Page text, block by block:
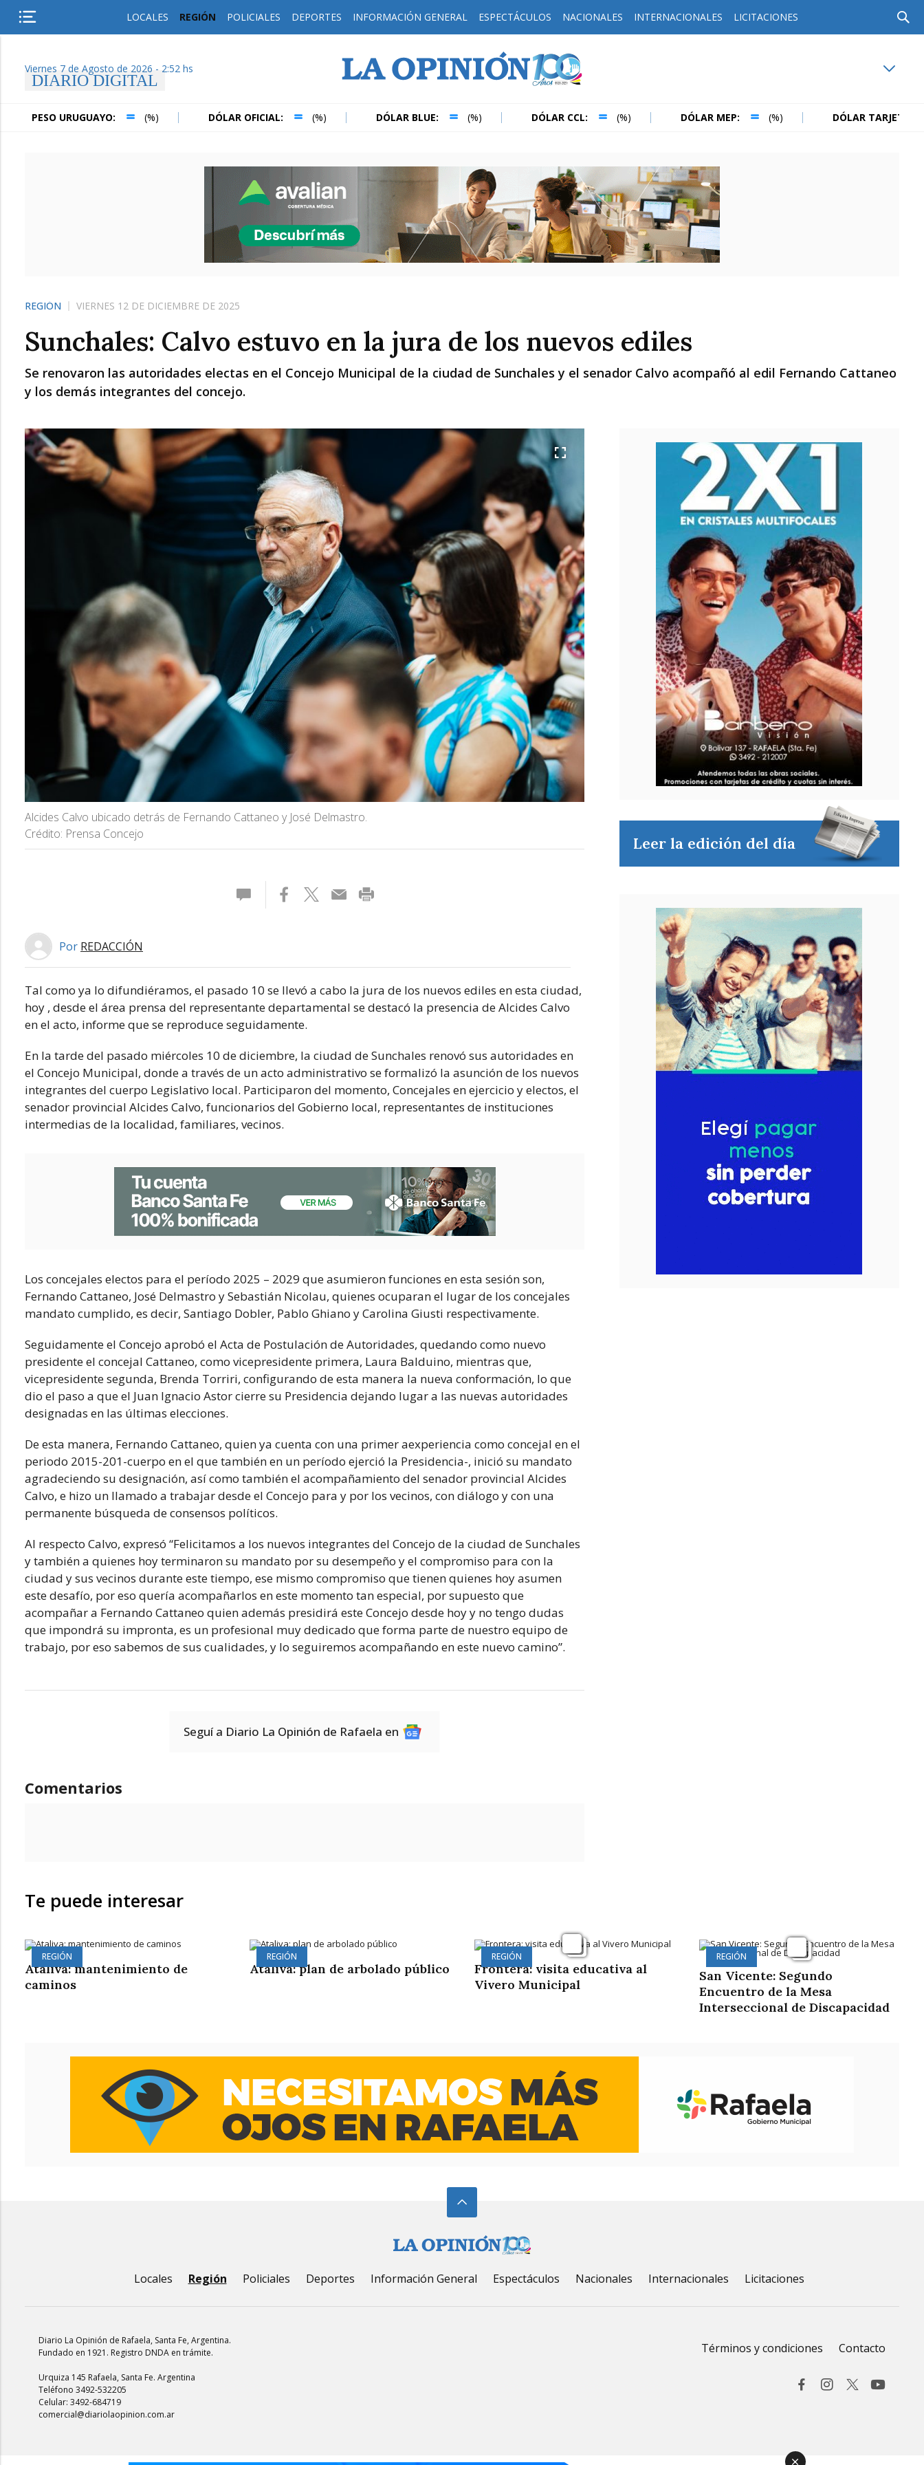
LOCALES REGIÓN POLICIALES DEPORTES INFORMACIÓN GENERAL ESPECTÁCULOS NACIONALES INTERNACIONALES LICITACIONES
Viernes 7 de Agosto de 2026 - 2:52 hs
DIARIO DIGITAL
Hoy en Rafaela ver clima
URUGUAYO: (%) DÓLAR OFICIAL: (%) DÓLAR BLUE: (%) DÓLAR CCL: (%) DÓLAR MEP: (%) DÓLAR TARJETA:
REGIÓN VIERNES 12 DE DICIEMBRE DE 2025
Sunchales: Calvo estuvo en la jura de los nuevos ediles
Se renovaron las autoridades electas en el Concejo Municipal de la ciudad de Sunchales y el senador Calvo acompañó al edil Fernando Cattaneo
y los demás integrantes del concejo.
Alcides Calvo ubicado detrás de Fernando Cattaneo y José Delmastro.
Crédito: Prensa Concejo
Por REDACCIÓN
Tal como ya lo difundiéramos, el pasado 10 se llevó a cabo la jura de los nuevos ediles en esta ciudad,
hoy , desde el área prensa del representante departamental se destacó la presencia de Alcides Calvo
en el acto, informe que se reproduce seguidamente.
En la tarde del pasado miércoles 10 de diciembre, la ciudad de Sunchales renovó sus autoridades en
el Concejo Municipal, donde a través de un acto administrativo se formalizó la asunción de los nuevos
integrantes del cuerpo Legislativo local. Participaron del momento, Concejales en ejercicio y electos, el
senador provincial Alcides Calvo, funcionarios del Gobierno local, representantes de instituciones
intermedias de la localidad, familiares, vecinos.
Los concejales electos para el período 2025 – 2029 que asumieron funciones en esta sesión son,
Fernando Cattaneo, José Delmastro y Sebastián Nicolau, quienes ocuparan el lugar de los concejales
mandato cumplido, es decir, Santiago Dobler, Pablo Ghiano y Carolina Giusti respectivamente.
Seguidamente el Concejo aprobó el Acta de Postulación de Autoridades, quedando como nuevo
presidente el concejal Cattaneo, como vicepresidente primera, Laura Balduino, mientras que,
vicepresidente segunda, Brenda Torriri, configurando de esta manera la nueva conformación, lo que
dio el paso a que el Juan Ignacio Astor cierre su Presidencia dejando lugar a las nuevas autoridades
designadas en las últimas elecciones.
De esta manera, Fernando Cattaneo, quien ya cuenta con una primer aexperiencia como concejal en el
periodo 2015-201-cuerpo en el que también en un período ejerció la Presidencia-, inició su mandato
agradeciendo su designación, así como también el acompañamiento del senador provincial Alcides
Calvo, e hizo un llamado a trabajar desde el Concejo para y por los vecinos, con diálogo y con una
permanente búsqueda de consensos políticos.
Al respecto Calvo, expresó “Felicitamos a los nuevos integrantes del Concejo de la ciudad de Sunchales
y también a quienes hoy terminaron su mandato por su desempeño y el compromiso para con la
ciudad y sus vecinos durante este tiempo, ese mismo compromiso que tienen quienes hoy asumen
este desafío, por eso quería acompañarlos en este momento tan especial, por supuesto que
acompañar a Fernando Cattaneo quien además presidirá este Concejo desde hoy y no tengo dudas
que impondrá su impronta, es un profesional muy dedicado que forma parte de nuestro equipo de
trabajo, por eso sabemos de sus cualidades, y lo seguiremos acompañando en este nuevo camino”.
Seguí a Diario La Opinión de Rafaela en
Comentarios
Leer la edición del día
Te puede interesar
REGIÓN
Ataliva: mantenimiento de
caminos
REGIÓN
Ataliva: plan de arbolado público
REGIÓN
Frontera: visita educativa al
Vivero Municipal
REGIÓN
San Vicente: Segundo
Encuentro de la Mesa
Interseccional de Discapacidad
Locales Región Policiales Deportes Información General Espectáculos Nacionales Internacionales Licitaciones
Diario La Opinión de Rafaela, Santa Fe, Argentina.
Fundado en 1921. Registro DNDA en trámite.
Urquiza 145 Rafaela, Santa Fe. Argentina
Teléfono 3492-532205
Celular: 3492-684719
comercial@diariolaopinion.com.ar
Términos y condiciones Contacto